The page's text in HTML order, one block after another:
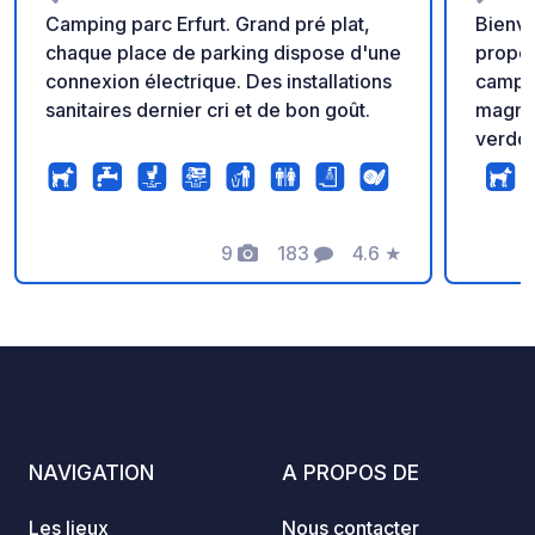
Camping parc Erfurt. Grand pré plat,
chaque place de parking dispose d'une
connexion électrique. Des installations
sanitaires dernier cri et de bon goût.
9
Photos
183
Commentaires
4.6
Note
★
camping-
tentes
par
NAVIGATION
Les lieux
A PROPOS DE
Nous contacter